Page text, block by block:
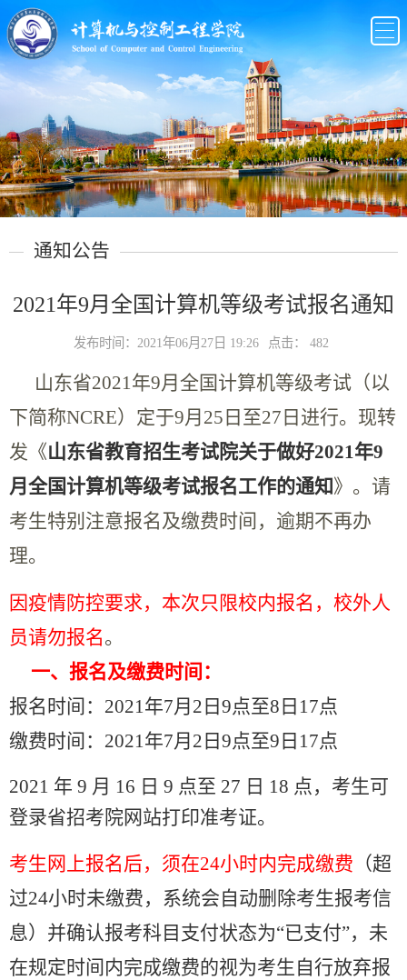
通知公告
2021年9月全国计算机等级考试报名通知
发布时间：2021年06月27日 19:26 点击： 482
山东省2021 年9月全国计算机等级考试（以
下简称NCRE）定于9月 25 日至27 日进行。现转
发《山东省教育招生考试院关于做好2021 年9
月全国计算机等级考试报名工作的通知》。请
考生特别注意报名及缴费时间，逾期不再办
理。
因疫情防控要求，本次只限校内报名，校外人
员请勿报名。
一、报名及缴费时间：
报名时间： 2021年7月 2 日 9点至8 日 17点
缴费时间： 2021年7月 2 日 9点至9 日 17点
2021 年 9 月 16 日 9 点至 27 日 18 点，考生可
登录省招考院网站打印准考证。
考生网上报名后，须在24小时内完成缴费 （超
过24小时未缴费，系统会自动删除考生报考信
息）并确认报考科目支付状态为“已支付”，未
在规定时间内完成缴费的视为考生自行放弃报